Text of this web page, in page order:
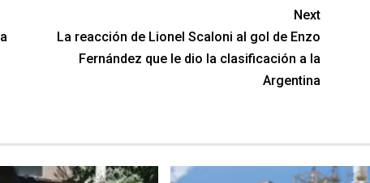
Next
La reacción de Lionel Scaloni al gol de Enzo
Fernández que le dio la clasificación a la
Argentina